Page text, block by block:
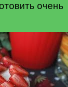
очень